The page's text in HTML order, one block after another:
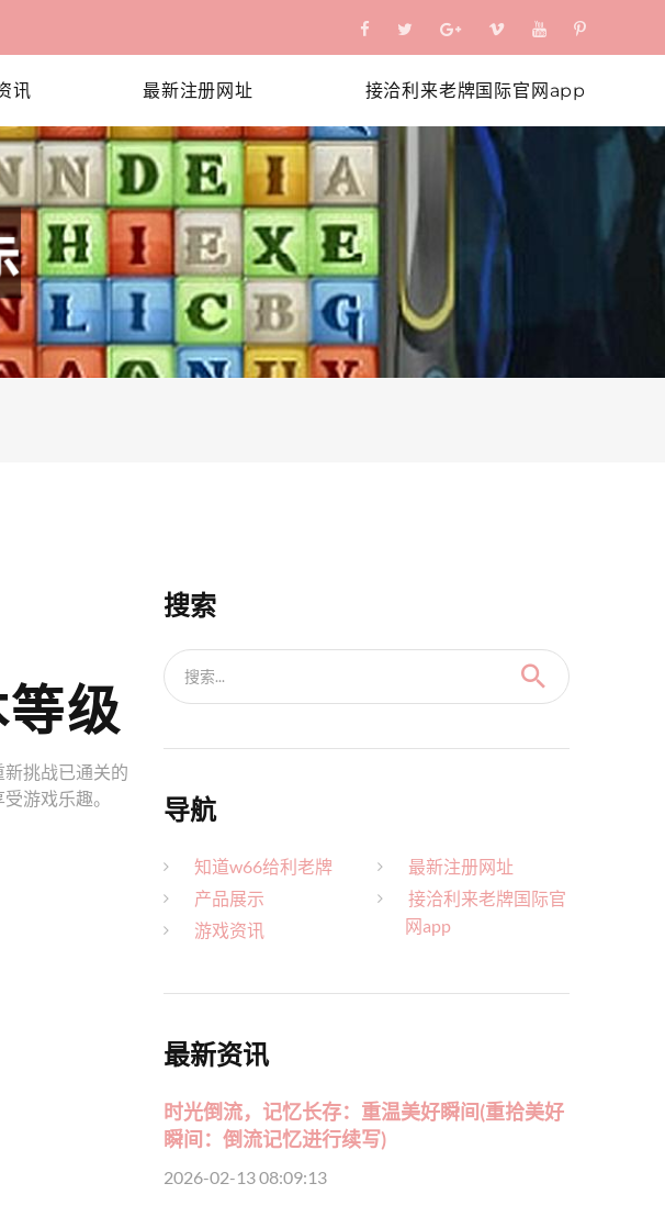
讯 最新注册网址 接洽利来老牌国际官网app
级
挑战已通关的
游戏乐趣。
搜索
搜索...
导航
知道w66给利老牌
产品展示
游戏资讯
最新注册网址
接洽利来老牌国际官
网app
最新资讯
时光倒流，记忆长存：重温美好瞬间(重拾美好
瞬间：倒流记忆进行续写)
2026-02-13 08:09:13